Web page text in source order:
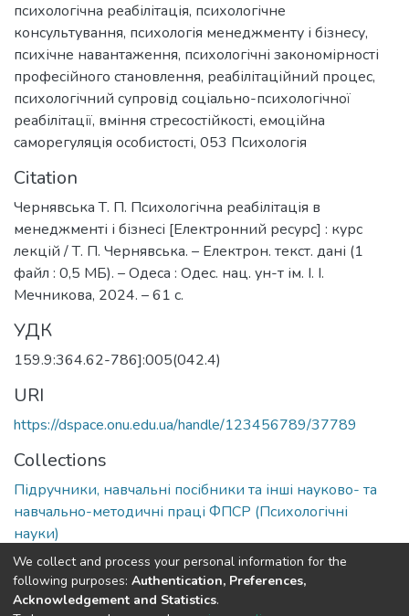
психологічна реабілітація, психологічне
консультування, психологія менеджменту і бізнесу,
психічне навантаження, психологічні закономірності
професійного становлення, реабілітаційний процес,
психологічний супровід соціально-психологічної
реабілітації, вміння стресостійкості, емоційна
саморегуляція особистості, 053 Психологія
Citation
Чернявська Т. П. Психологічна реабілітація в
менеджменті і бізнесі [Електронний ресурс] : курс
лекцій / Т. П. Чернявська. – Електрон. текст. дані (1
файл : 0,5 МБ). – Одеса : Одес. нац. ун-т ім. І. І.
Мечникова, 2024. – 61 с.
УДК
159.9:364.62-786]:005(042.4)
URI
https://dspace.onu.edu.ua/handle/123456789/37789
Collections
Підручники, навчальні посібники та інші науково- та
навчально-методичні праці ФПСР (Психологічні
науки)
Full item page
We collect and process your personal information for the
following purposes: Authentication, Preferences,
Acknowledgement and Statistics.